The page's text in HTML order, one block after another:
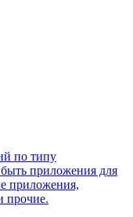
по типу
приложения для
приложения,
прочие.